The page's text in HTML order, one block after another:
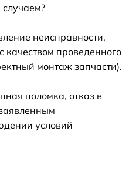
неисправности,
качеством проведенного
монтаж запчасти).
поломка, отказ в
условий